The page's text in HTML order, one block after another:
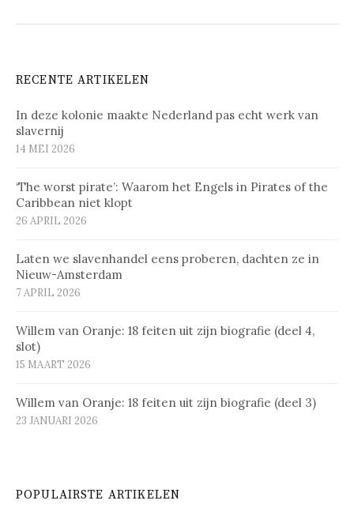
RECENTE ARTIKELEN
In deze kolonie maakte Nederland pas echt werk van
slavernij
14 MEI 2026
‘The worst pirate’: Waarom het Engels in Pirates of the
Caribbean niet klopt
26 APRIL 2026
Laten we slavenhandel eens proberen, dachten ze in
Nieuw-Amsterdam
7 APRIL 2026
Willem van Oranje: 18 feiten uit zijn biografie (deel 4,
slot)
15 MAART 2026
Willem van Oranje: 18 feiten uit zijn biografie (deel 3)
23 JANUARI 2026
POPULAIRSTE ARTIKELEN